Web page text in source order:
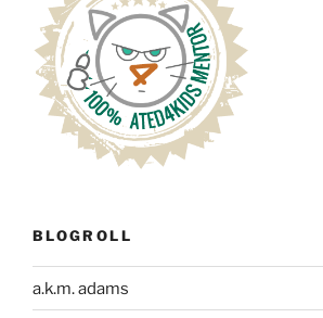
BLOGROLL
a.k.m. adams